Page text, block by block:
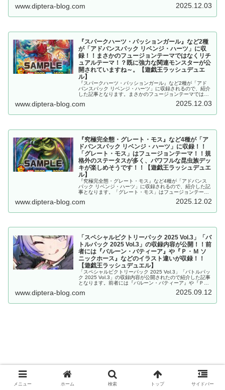
をしていますね～。【遊戯王ラッシュデュエル】
www.diptera-blog.com 2025.12.03
『スパークハーツ・パッションガール』など2種
が「アドバンスパック リベンジ・ハーツ」に収
録！！まさかのフュージョンテーマではなくリチ
ュアルテーマ！？既に強力な関連モンスターが公
開されていますね～。【遊戯王ラッシュデュエ
ル】
『スパークハーツ・パッションガール』など2種が「アド
バンスパック リベンジ・ハーツ」に収録されるので、紹介
した記事となります。まさかのフュージョンテーマではな
されていますね～。【遊戯王ラッシュデュエル】
www.diptera-blog.com 2025.12.03
『究極完全態・グレート・モス』など4種が「ア
ドバンスパック リベンジ・ハーツ」に収録！！
「グレート・モス」はフュージョンテーマ！！規
格外のステータスが多く、パワフルな昆虫族デッ
キが楽しめそうです！！【遊戯王ラッシュデュエ
ル】
『究極完全態・グレート・モス』など4種が「アドバンス
パック リベンジ・ハーツ」に収録されるので、紹介した記
事となります。「グレート・モス」はフュージョンテー
キが楽しめそうです！！【遊戯王ラッシュデュエル】
www.diptera-blog.com 2025.12.02
「スペシャルビクトリーパック 2025 Vol.3」「バ
トルパック 2025 Vol.3」の収録内容が公開！！前
者には『バルーン・バティーア』や『Ｐ・Ｍ ソ
ニックホース』などのイラスト違いが収録！！
【遊戯王ラッシュデュエル】
「スペシャルビクトリーパック 2025 Vol.3」「バトルパッ
ク 2025 Vol.3」の収録内容が公開されたので紹介した記事
となります。前者には『バルーン・バティーア』や『Ｐ・
王ラッシュデュエル】
www.diptera-blog.com 2025.09.12
メニュー ホーム 検索 トップ サイドバー